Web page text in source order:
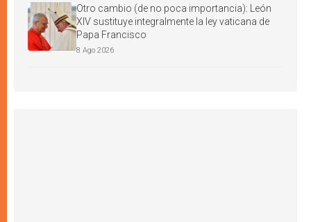
Otro cambio (de no poca importancia): León
XIV sustituye integralmente la ley vaticana de
Papa Francisco
8 Ago 2026